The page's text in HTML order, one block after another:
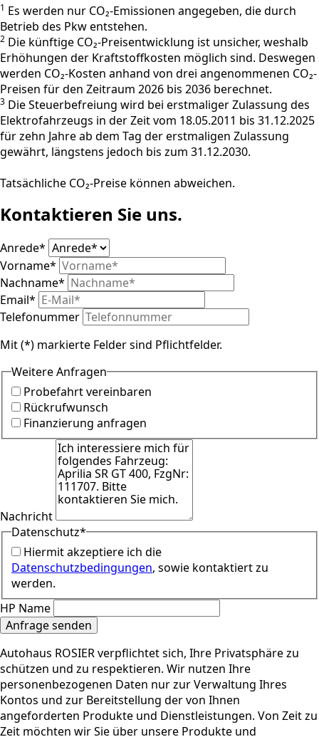
1 Es werden nur CO₂-Emissionen angegeben, die durch
Betrieb des Pkw entstehen.
2 Die künftige CO₂-Preisentwicklung ist unsicher, weshalb
Erhöhungen der Kraftstoffkosten möglich sind. Deswegen
werden CO₂-Kosten anhand von drei angenommenen CO₂-
Preisen für den Zeitraum 2026 bis 2036 berechnet.
3 Die Steuerbefreiung wird bei erstmaliger Zulassung des
Elektrofahrzeugs in der Zeit vom 18.05.2011 bis 31.12.2025
für zehn Jahre ab dem Tag der erstmaligen Zulassung
gewährt, längstens jedoch bis zum 31.12.2030.
Tatsächliche CO₂-Preise können abweichen.
Kontaktieren Sie uns.
Anrede*
Vorname*
Nachname*
Email*
Telefonummer
Mit (*) markierte Felder sind Pflichtfelder.
Weitere Anfragen
Probefahrt vereinbaren
Rückrufwunsch
Finanzierung anfragen
Nachricht
Datenschutz*
Hiermit akzeptiere ich die
Datenschutzbedingungen, sowie kontaktiert zu
werden.
HP Name
Anfrage senden
Autohaus ROSIER verpflichtet sich, Ihre Privatsphäre zu
schützen und zu respektieren. Wir nutzen Ihre
personenbezogenen Daten nur zur Verwaltung Ihres
Kontos und zur Bereitstellung der von Ihnen
angeforderten Produkte und Dienstleistungen. Von Zeit zu
Zeit möchten wir Sie über unsere Produkte und